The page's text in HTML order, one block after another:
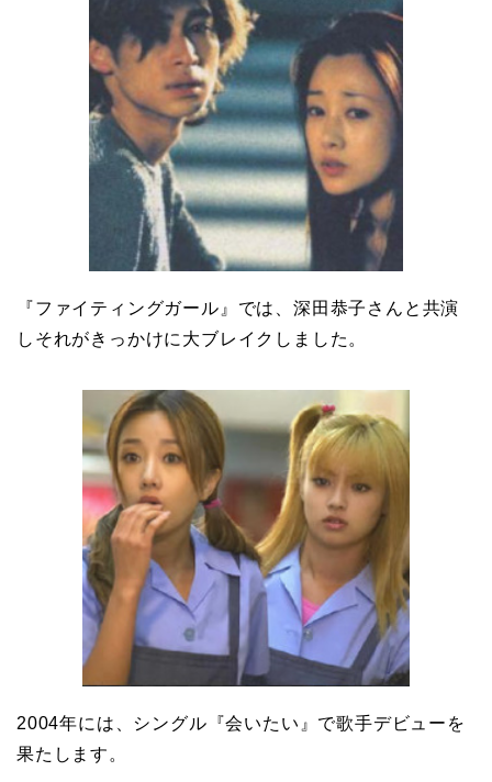
『ファイティングガール』では、深田恭子さんと共演
しそれがきっかけに大ブレイクしました。
2004年には、シングル『会いたい』で歌手デビューを
果たします。